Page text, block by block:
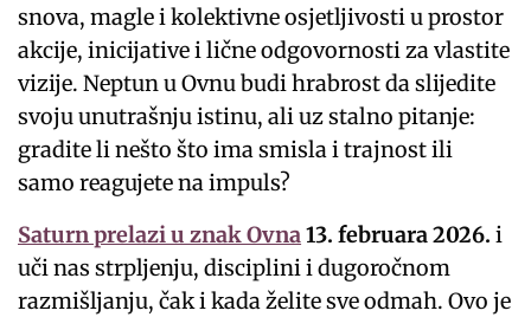
snova, magle i kolektivne osjetljivosti u prostor
akcije, inicijative i lične odgovornosti za vlastite
vizije. Neptun u Ovnu budi hrabrost da slijedite
svoju unutrašnju istinu, ali uz stalno pitanje:
gradite li nešto što ima smisla i trajnost ili
samo reagujete na impuls?
Saturn prelazi u znak Ovna13. februara 2026. i
uči nas strpljenju, disciplini i dugoročnom
razmišljanju, čak i kada želite sve odmah. Ovo je